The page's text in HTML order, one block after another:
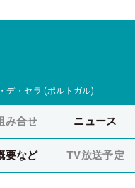
デ・セラ (ポルトガル)
み合せ ニュース
要など TV放送予定